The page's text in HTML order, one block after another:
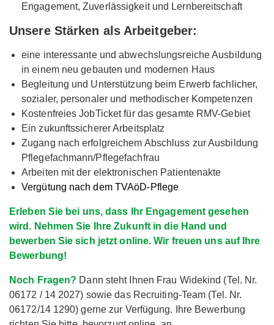
Engagement, Zuverlässigkeit und Lernbereitschaft
Unsere Stärken als Arbeitgeber:
eine interessante und abwechslungsreiche Ausbildung
in einem neu gebauten und modernen Haus
Begleitung und Unterstützung beim Erwerb fachlicher,
sozialer, personaler und methodischer Kompetenzen
Kostenfreies JobTicket für das gesamte RMV-Gebiet
Ein zukunftssicherer Arbeitsplatz
Zugang nach erfolgreichem Abschluss zur Ausbildung
Pflegefachmann/Pflegefachfrau
Arbeiten mit der elektronischen Patientenakte
Vergütung nach dem TVAöD-Pflege
Erleben Sie bei uns, dass Ihr Engagement gesehen
wird. Nehmen Sie Ihre Zukunft in die Hand und
bewerben Sie sich jetzt online. Wir freuen uns auf Ihre
Bewerbung!
Noch Fragen? Dann steht Ihnen Frau Widekind (Tel. Nr.
06172 / 14 2027) sowie das Recruiting-Team (Tel. Nr.
06172/14 1290) gerne zur Verfügung. Ihre Bewerbung